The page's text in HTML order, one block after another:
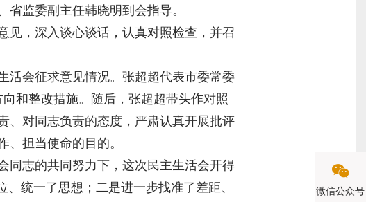
监委副主任韩晓明到会指导。
见，深入谈心谈话，认真对照检查，并召
活会征求意见情况。张超超代表市委常委
和整改措施。随后，张超超带头作对照
、对同志负责的态度，严肃认真开展批评
担当使命的目的。
同志的共同努力下，这次民主生活会开得
统一了思想；二是进一步找准了差距、
微信公众号